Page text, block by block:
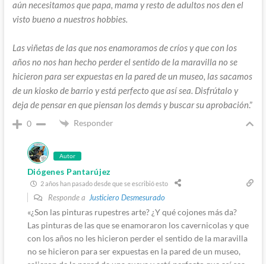
aún necesitamos que papa, mama y resto de adultos nos den el
visto bueno a nuestros hobbies.
Las viñetas de las que nos enamoramos de críos y que con los
años no nos han hecho perder el sentido de la maravilla no se
hicieron para ser expuestas en la pared de un museo, las sacamos
de un kiosko de barrio y está perfecto que así sea. Disfrútalo y
deja de pensar en que piensan los demás y buscar su aprobación.”
0 Responder
Autor
Diógenes Pantarújez
2 años han pasado desde que se escribió esto
Responde a Justiciero Desmesurado
«¿Son las pinturas rupestres arte? ¿Y qué cojones más da?
Las pinturas de las que se enamoraron los cavernicolas y que
con los años no les hicieron perder el sentido de la maravilla
no se hicieron para ser expuestas en la pared de un museo,